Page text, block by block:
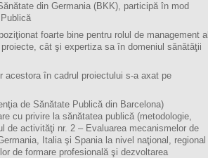
din Germania (BKK), participă în mod
foarte bine pentru rolul de management al
cât şi expertiza sa în domeniul sănătăţii
acestora în cadrul proiectului s-a axat pe
de Sănătate Publică din Barcelona)
cu privire la sănătatea publică (metodologie,
activităţi nr. 2 – Evaluarea mecanismelor de
Italia şi Spania la nivel naţional, regional
de formare profesională şi dezvoltarea